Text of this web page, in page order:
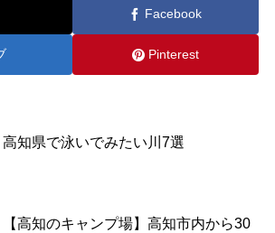
Facebook
Pinterest
高知県で泳いでみたい川7選
【高知のキャンプ場】高知市内から30